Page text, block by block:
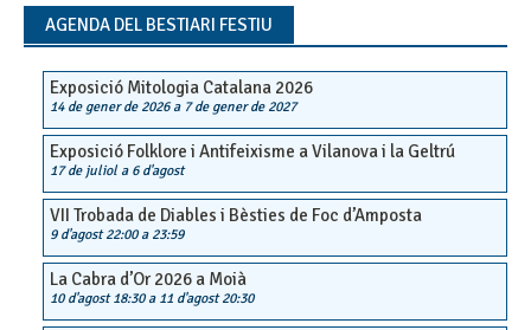
AGENDA DEL BESTIARI FESTIU
Exposició Mitologia Catalana 2026
14 de gener de 2026a 7 de gener de 2027
Exposició Folklore i Antifeixisme a Vilanova i la Geltrú
17 de juliola 6 d'agost
VII Trobada de Diables i Bèsties de Foc d’Amposta
9 d'agost 22:00a 23:59
La Cabra d’Or 2026 a Moià
10 d'agost 18:30a 11 d'agost 20:30